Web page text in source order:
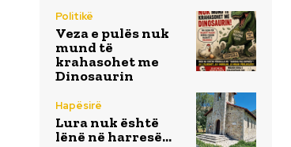
Politikë
Veza e pulës nuk
mund të
krahasohet me
Dinosaurin
Hapësirë
Lura nuk është
lënë në harresë…